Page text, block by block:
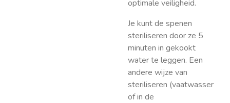
optimale veiligheid.
Je kunt de spenen
steriliseren door ze 5
minuten in gekookt
water te leggen. Een
andere wijze van
steriliseren (vaatwasser
of in de